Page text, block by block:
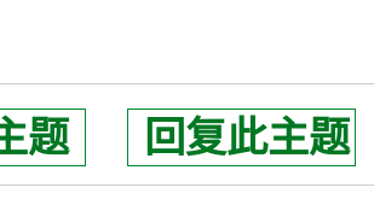
题 回复此主题